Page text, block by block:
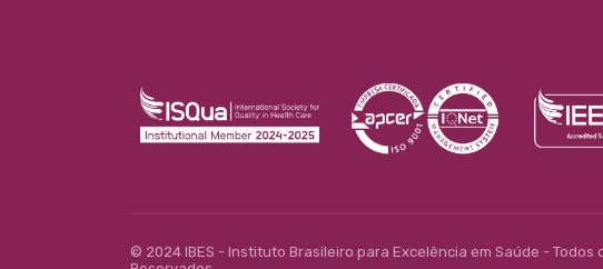
© 2024 IBES - Instituto Brasileiro para Excelência em Saúde - Todos